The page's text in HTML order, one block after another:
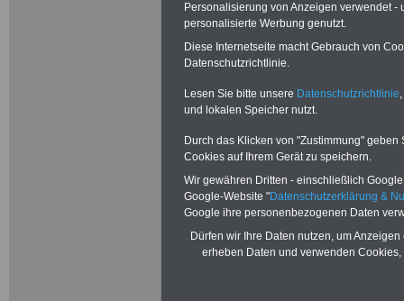
Neu
Beamte
Das beliebte
Personalisierung von Anzeigen verwendet
personalisierte Werbung genutzt.
Diese Internetseite macht Gebrauch von
Datenschutzrichtlinie.
Lesen Sie bitte unsere Datenschutzrichtlinie
und lokalen Speicher nutzt.
Durch das Klicken von "Zustimmung"
Cookies auf Ihrem Gerät zu speichern.
Wir gewähren Dritten - einschließlich
Google-Website "Datenschutzerklärung &
Google ihre personenbezogenen Daten
Dürfen wir Ihre Daten nutzen, um
erheben Daten und verwenden